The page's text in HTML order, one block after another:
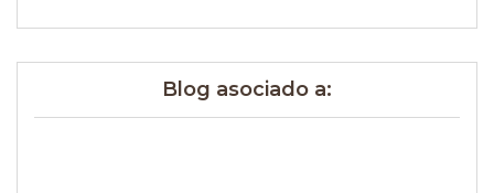
Blog asociado a: